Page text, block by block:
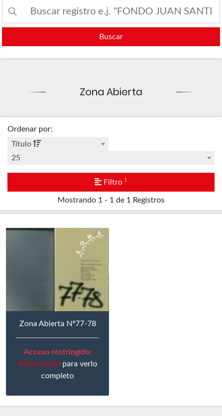
Buscar
Zona Abierta
Mostrando 1 - 1 de 1 Registros
Ordenar por:
Título
25
Filtro 1
Zona Abierta Nº77-78
Acceso restringido:
Inicie sesión para verlo
completo